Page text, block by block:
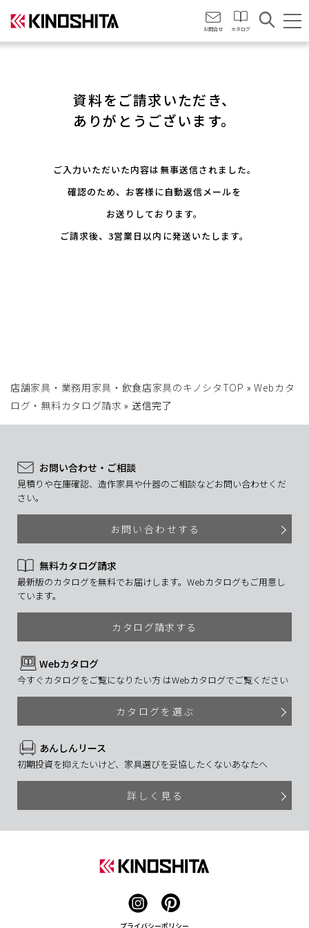
お問合せ カタログ
資料をご請求いただき、
ありがとうございます。
ご入力いただいた内容は無事送信されました。
確認のため、お客様に自動返信メールを
お送りしております。
ご請求後、3営業日以内に発送いたします。
店舗家具・業務用家具・飲食店家具のキノシタTOP » Webカタ
ログ・無料カタログ請求 » 送信完了
お問い合わせ・ご相談
見積りや在庫確認、造作家具や什器のご相談などお問い合わせくだ
さい。
お問い合わせする
無料カタログ請求
最新版のカタログを無料でお届けします。Webカタログもご用意し
ています。
カタログ請求する
Webカタログ
今すぐカタログをご覧になりたい方 はWebカタログでご覧ください
カタログを選ぶ
あんしんリース
初期投資を抑えたいけど、家具選びを妥協したくないあなたへ
詳しく見る
プライバシーポリシー